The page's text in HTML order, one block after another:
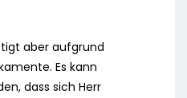
aber aufgrund
Es kann
dass sich Herr